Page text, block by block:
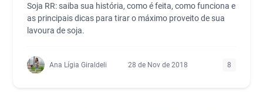
Soja RR: saiba sua história, como é feita, como funciona e
as principais dicas para tirar o máximo proveito de sua
lavoura de soja.
Ana Lígia Giraldeli 28 de Nov de 2018 8